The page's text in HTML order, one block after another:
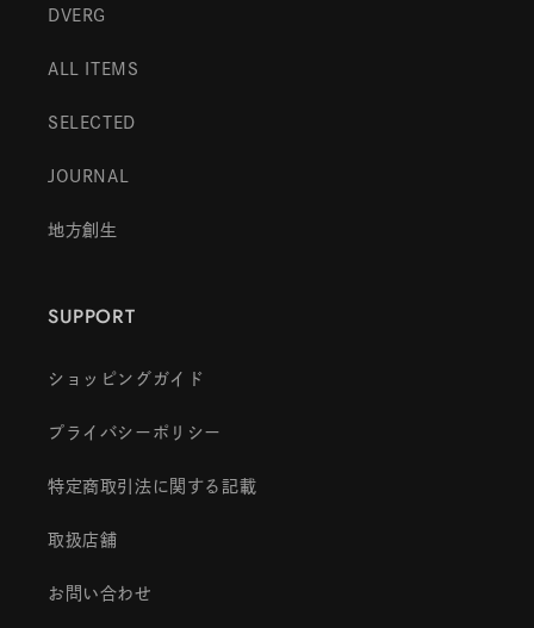
DVERG
ALL ITEMS
SELECTED
JOURNAL
地方創生
SUPPORT
ショッピングガイド
プライバシーポリシー
特定商取引法に関する記載
取扱店舗
お問い合わせ